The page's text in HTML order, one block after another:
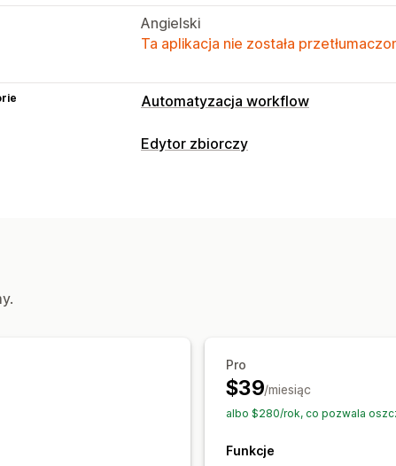
Angielski
Ta aplikacja nie została
Automatyzacja workflow
Zadania automatyzacji
Edytor zbiorczy
Pro
$39/miesiąc
albo $280/rok, co pozwala
Funkcje